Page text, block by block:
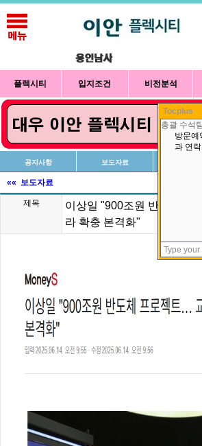
플렉시티 입지조건 비전분석
공지사항 보도자료
«« 보도자료
제목
이상일 "900조원 반도체 프
라 확충 본격화"
Tocplus